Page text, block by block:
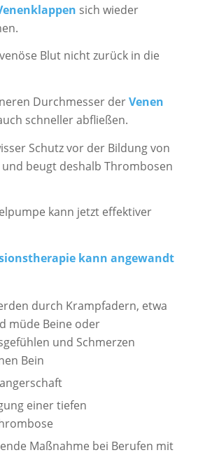
sich wieder
Blut nicht zurück in die
Durchmesser derVenen
schneller abfließen.
Schutz vor der Bildung von
beugt deshalb Thrombosen
kann jetzt effektiver
kann angewandt
durch Krampfadern, etwa
müde Beine oder
und Schmerzen
Bein
einer tiefen
Maßnahme bei Berufen mit